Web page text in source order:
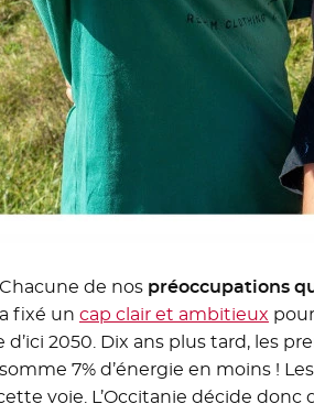
de nos préoccupations
fixé un cap clair et ambitieux
2050. Dix ans plus tard, les
7% d’énergie en moins !
voie. L’Occitanie décide donc